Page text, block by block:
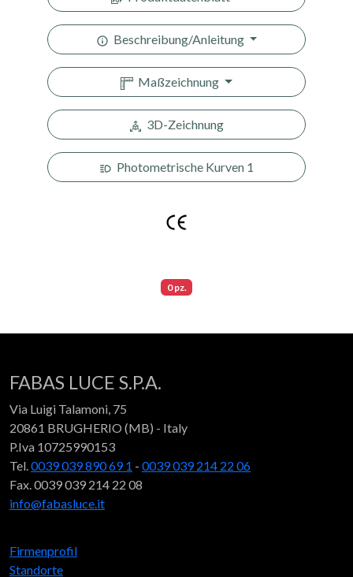
Beschreibung/Anleitung
Maßzeichnung
3D-Zeichnung
Photometrische Kurven 1
0 pz.
FABAS LUCE S.P.A.
Via Luigi Talamoni, 75
20861 BRUGHERIO (MB) - Italy
P.Iva 10725990153
Tel. 0039 039 890 69 1 - 0039 039 214 22 06
Fax. 0039 039 214 22 08
info@fabasluce.it
Firmenprofil
Standorte